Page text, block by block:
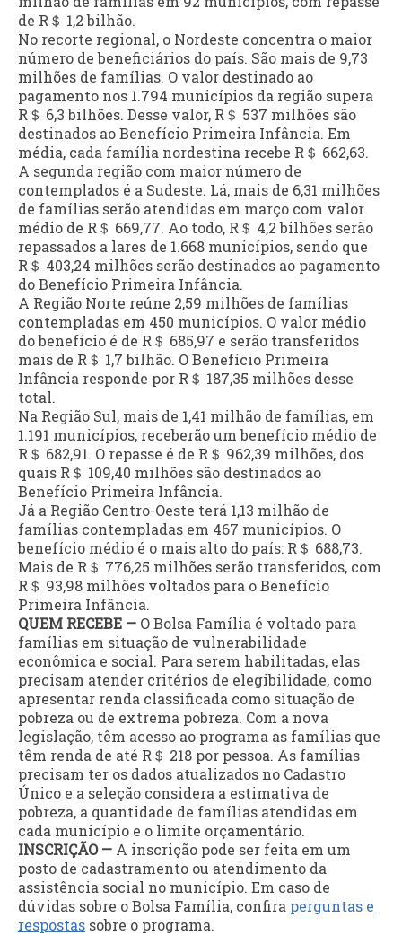
de R＄ 1,2 bilhão.
No recorte regional, o Nordeste concentra o maior
número de beneficiários do país. São mais de 9,73
milhões de famílias. O valor destinado ao
pagamento nos 1.794 municípios da região supera
R＄ 6,3 bilhões. Desse valor, R＄ 537 milhões são
destinados ao Benefício Primeira Infância. Em
média, cada família nordestina recebe R＄ 662,63.
A segunda região com maior número de
contemplados é a Sudeste. Lá, mais de 6,31 milhões
de famílias serão atendidas em março com valor
médio de R＄ 669,77. Ao todo, R＄ 4,2 bilhões serão
repassados a lares de 1.668 municípios, sendo que
R＄ 403,24 milhões serão destinados ao pagamento
do Benefício Primeira Infância.
A Região Norte reúne 2,59 milhões de famílias
contempladas em 450 municípios. O valor médio
do benefício é de R＄ 685,97 e serão transferidos
mais de R＄ 1,7 bilhão. O Benefício Primeira
Infância responde por R＄ 187,35 milhões desse
total.
Na Região Sul, mais de 1,41 milhão de famílias, em
1.191 municípios, receberão um benefício médio de
R＄ 682,91. O repasse é de R＄ 962,39 milhões, dos
quais R＄ 109,40 milhões são destinados ao
Benefício Primeira Infância.
Já a Região Centro-Oeste terá 1,13 milhão de
famílias contempladas em 467 municípios. O
benefício médio é o mais alto do país: R＄ 688,73.
Mais de R＄ 776,25 milhões serão transferidos, com
R＄ 93,98 milhões voltados para o Benefício
Primeira Infância.
QUEM RECEBE — O Bolsa Família é voltado para
famílias em situação de vulnerabilidade
econômica e social. Para serem habilitadas, elas
precisam atender critérios de elegibilidade, como
apresentar renda classificada como situação de
pobreza ou de extrema pobreza. Com a nova
legislação, têm acesso ao programa as famílias que
têm renda de até R＄ 218 por pessoa. As famílias
precisam ter os dados atualizados no Cadastro
Único e a seleção considera a estimativa de
pobreza, a quantidade de famílias atendidas em
cada município e o limite orçamentário.
INSCRIÇÃO — A inscrição pode ser feita em um
posto de cadastramento ou atendimento da
assistência social no município. Em caso de
dúvidas sobre o Bolsa Família, confira perguntas e
respostas sobre o programa.